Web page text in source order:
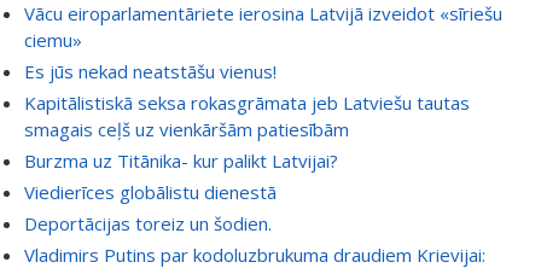
Vācu eiroparlamentāriete ierosina Latvijā izveidot «sīriešu
ciemu»
Es jūs nekad neatstāšu vienus!
Kapitālistiskā seksa rokasgrāmata jeb Latviešu tautas
smagais ceļš uz vienkāršām patiesībām
Burzma uz Titānika- kur palikt Latvijai?
Viedierīces globālistu dienestā
Deportācijas toreiz un šodien.
Vladimirs Putins par kodoluzbrukuma draudiem Krievijai: